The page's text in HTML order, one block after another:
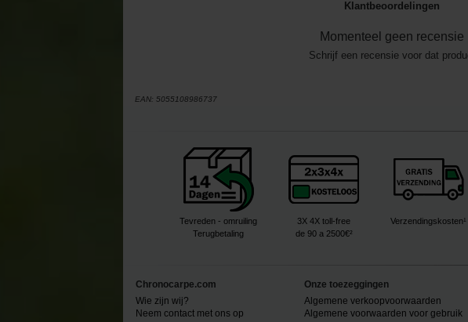
Klantbeoordelingen
Momenteel geen recensie
Schrijf een recensie voor dat
EAN: 5055108986737
Tevreden - omruiling
Terugbetaling
3X 4X toll-free
de 90 a 2500€²
Verzendingskosten¹
Chronocarpe.com
Wie zijn wij?
Neem contact met ons op
Onze toezeggingen
Algemene verkoopvoorwaarden
Algemene voorwaarden voor gebruik